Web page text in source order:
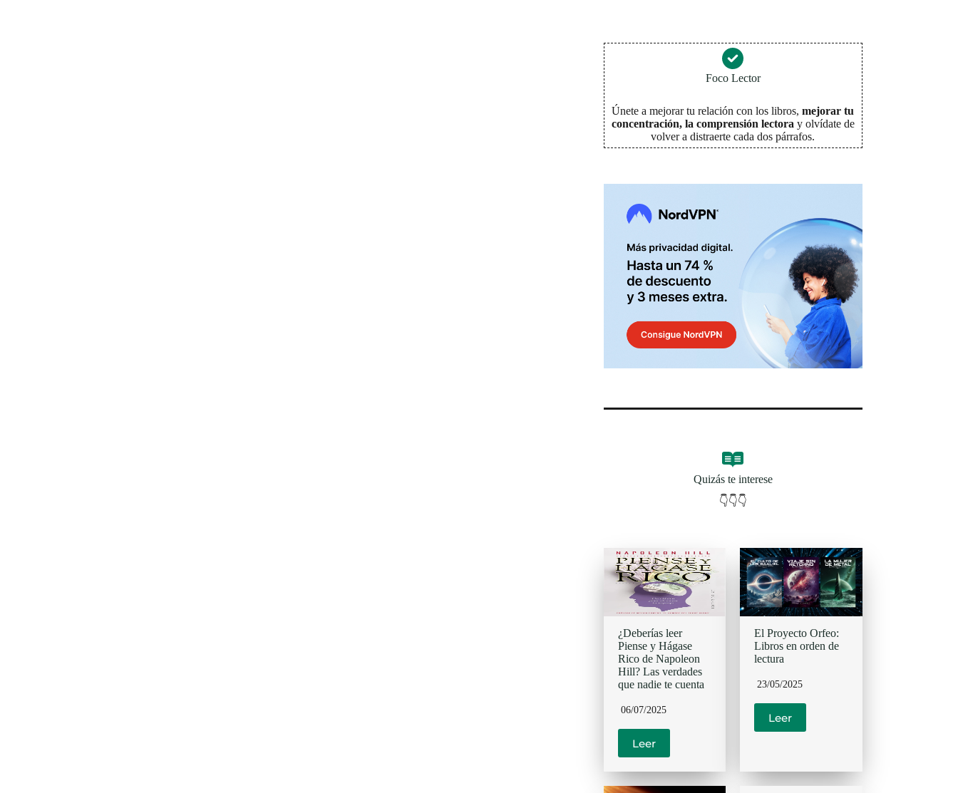
Foco Lector
Únete a mejorar tu relación con los libros,mejorar tu
concentración, la comprensión lectora y olvídate de
volver a distraerte cada dos párrafos.
Quizás te interese
👇👇👇
¿Deberías leer
Piense y Hágase
Rico de Napoleon
Hill? Las verdades
que nadie te cuenta
06/07/2025
Leer
El Proyecto Orfeo:
Libros en orden de
lectura
23/05/2025
Leer